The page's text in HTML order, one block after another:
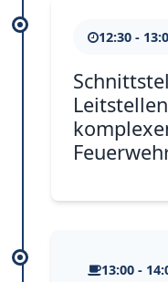
12:30 -
13:00 -